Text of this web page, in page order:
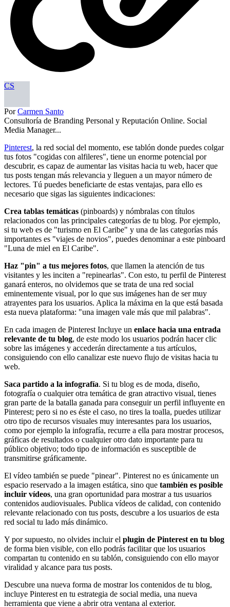
CS
PorCarmen Santo
Consultoría de Branding Personal y Reputación Online. Social
Media Manager...
Pinterest, la red social del momento, ese tablón donde puedes colgar
tus fotos "cogidas con alfileres", tiene un enorme potencial por
descubrir, es capaz de aumentar las visitas hacia tu web, hacer que
tus posts tengan más relevancia y lleguen a un mayor número de
lectores. Tú puedes beneficiarte de estas ventajas, para ello es
necesario que sigas las siguientes indicaciones:
Crea tablas temáticas (pinboards) y nómbralas con títulos
relacionados con las principales categorías de tu blog. Por ejemplo,
si tu web es de "turismo en El Caribe" y una de las categorías más
importantes es "viajes de novios", puedes denominar a este pinboard
"Luna de miel en El Caribe".
Haz "pin" a tus mejores fotos, que llamen la atención de tus
visitantes y les inciten a "repinearlas". Con esto, tu perfil de Pinterest
ganará enteros, no olvidemos que se trata de una red social
eminentemente visual, por lo que sus imágenes han de ser muy
atrayentes para los usuarios. Aplica la máxima en la que está basada
esta nueva plataforma: "una imagen vale más que mil palabras".
En cada imagen de Pinterest Incluye un enlace hacia una entrada
relevante de tu blog, de este modo los usuarios podrán hacer clic
sobre las imágenes y accederán directamente a tus artículos,
consiguiendo con ello canalizar este nuevo flujo de visitas hacia tu
web.
Saca partido a la infografía. Si tu blog es de moda, diseño,
fotografía o cualquier otra temática de gran atractivo visual, tienes
gran parte de la batalla ganada para conseguir un perfil influyente en
Pinterest; pero si no es éste el caso, no tires la toalla, puedes utilizar
otro tipo de recursos visuales muy interesantes para los usuarios,
como por ejemplo la infografía, recurre a ella para mostrar procesos,
gráficas de resultados o cualquier otro dato importante para tu
público objetivo; todo tipo de información es susceptible de
transmitirse gráficamente.
El vídeo también se puede "pinear". Pinterest no es únicamente un
espacio reservado a la imagen estática, sino que también es posible
incluir vídeos, una gran oportunidad para mostrar a tus usuarios
contenidos audiovisuales. Publica vídeos de calidad, con contenido
relevante relacionado con tus posts, descubre a los usuarios de esta
red social tu lado más dinámico.
Y por supuesto, no olvides incluir el plugin de Pinterest en tu blog
de forma bien visible, con ello podrás facilitar que los usuarios
compartan tu contenido en su tablón, consiguiendo con ello mayor
viralidad y alcance para tus posts.
Descubre una nueva forma de mostrar los contenidos de tu blog,
incluye Pinterest en tu estrategia de social media, una nueva
herramienta que viene a abrir otra ventana al exterior.